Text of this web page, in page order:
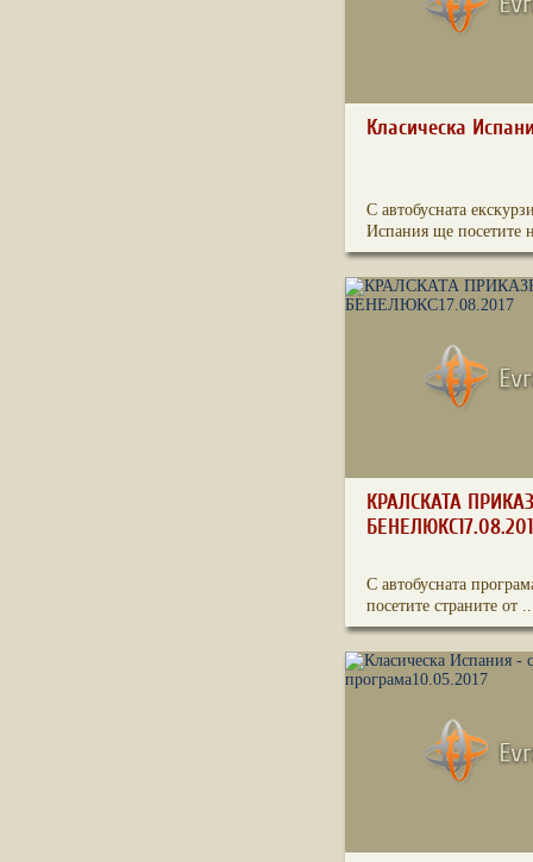
Класическа
С автобусната
Испания ще посетите
КРАЛСКАТА
С автобусната
посетите страните от